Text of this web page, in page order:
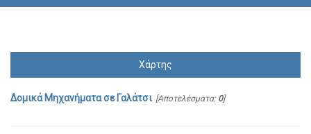
Χάρτης
Δομικά Μηχανήματασε Γαλάτσι [Αποτελέσματα: 0]